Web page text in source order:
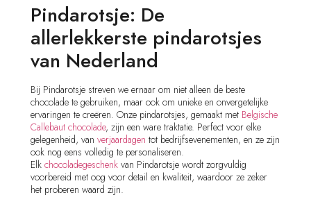
Pindarotsje: De
allerlekkerste pindarotsjes
van Nederland
Bij Pindarotsje streven we ernaar om niet alleen de beste
chocolade te gebruiken, maar ook om unieke en onvergetelijke
ervaringen te creëren. Onze pindarotsjes, gemaakt met Belgische
Callebaut chocolade, zijn een ware traktatie. Perfect voor elke
gelegenheid, vanverjaardagen tot bedrijfsevenementen, en ze zijn
ook nog eens volledig te personaliseren.
Elkchocoladegeschenk van Pindarotsje wordt zorgvuldig
voorbereid met oog voor detail en kwaliteit, waardoor ze zeker
het proberen waard zijn.